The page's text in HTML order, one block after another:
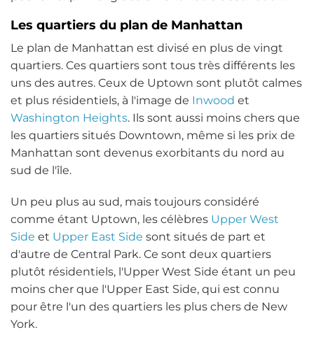
Les quartiers du plan de Manhattan
Le plan de Manhattan est divisé en plus de vingt
quartiers. Ces quartiers sont tous très différents les
uns des autres. Ceux de Uptown sont plutôt calmes
et plus résidentiels, à l'image de Inwood et
Washington Heights. Ils sont aussi moins chers que
les quartiers situés Downtown, même si les prix de
Manhattan sont devenus exorbitants du nord au
sud de l'île.
Un peu plus au sud, mais toujours considéré
comme étant Uptown, les célèbres Upper West
Side et Upper East Side sont situés de part et
d'autre de Central Park. Ce sont deux quartiers
plutôt résidentiels, l'Upper West Side étant un peu
moins cher que l'Upper East Side, qui est connu
pour être l'un des quartiers les plus chers de New
York.